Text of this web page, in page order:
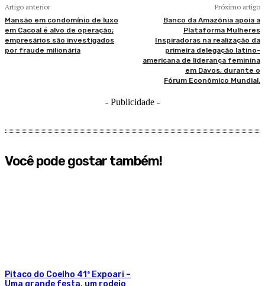
Artigo anterior
Mansão em condomínio de luxo
em Cacoal é alvo de operação;
empresários são investigados
por fraude milionária
Próximo artigo
Banco da Amazônia apoia a
Plataforma Mulheres
Inspiradoras na realização da
primeira delegação latino-
americana de liderança feminina
em Davos, durante o
Fórum Econômico Mundial.
- Publicidade -
Você pode gostar também!
Pitaco do Coelho 41ª Expoari –
Uma grande festa, um rodeio